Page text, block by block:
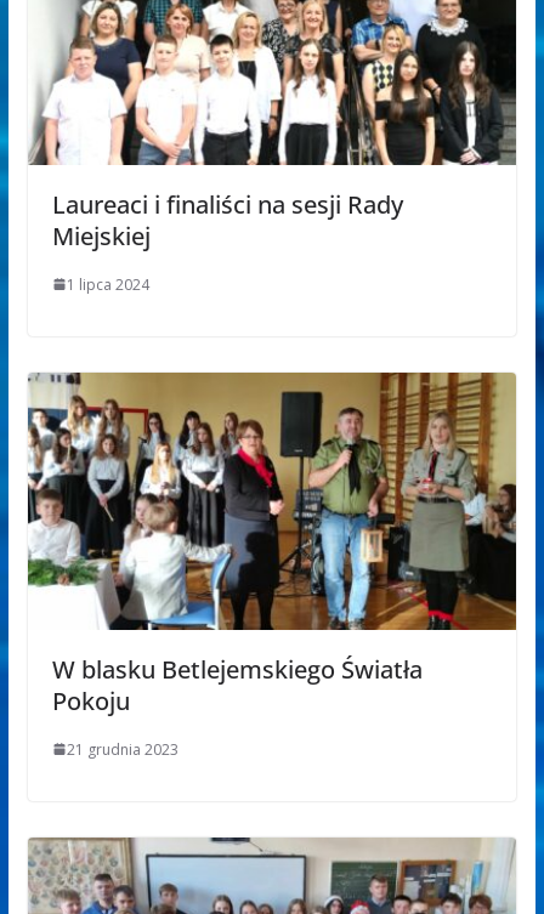
Laureaci i finaliści na sesji Rady
Miejskiej
1 lipca 2024
W blasku Betlejemskiego Światła
Pokoju
21 grudnia 2023